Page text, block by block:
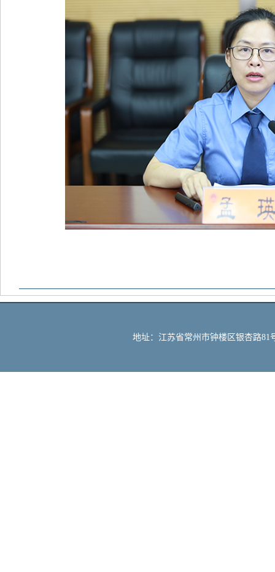
地址：江苏省常州市钟楼区银杏路